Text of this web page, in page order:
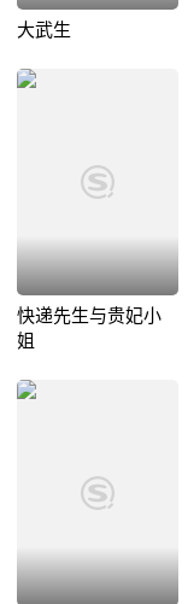
大武生
快递先生与贵妃小
姐